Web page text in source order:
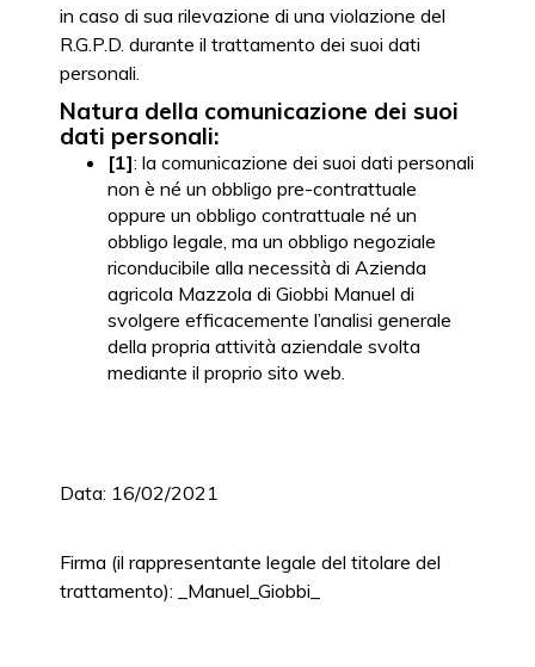
in caso di sua rilevazione di una violazione del
R.G.P.D. durante il trattamento dei suoi dati
personali.
Natura della comunicazione dei suoi
dati personali:
[1]: la comunicazione dei suoi dati personali
non è né un obbligo pre-contrattuale
oppure un obbligo contrattuale né un
obbligo legale, ma un obbligo negoziale
riconducibile alla necessità di Azienda
agricola Mazzola di Giobbi Manuel di
svolgere efficacemente l’analisi generale
della propria attività aziendale svolta
mediante il proprio sito web.
Data: 16/02/2021
Firma (il rappresentante legale del titolare del
trattamento): _Manuel_Giobbi_